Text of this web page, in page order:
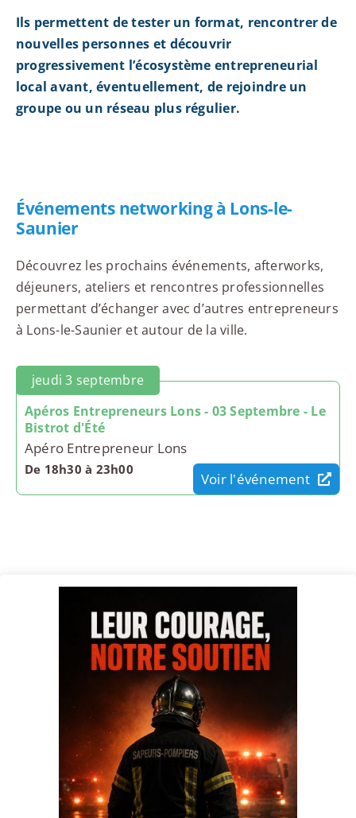
Ils permettent de tester un format, rencontrer de
nouvelles personnes et découvrir
progressivement l’écosystème entrepreneurial
local avant, éventuellement, de rejoindre un
groupe ou un réseau plus régulier.
Événements networking à Lons-le-
Saunier
Découvrez les prochains événements, afterworks,
déjeuners, ateliers et rencontres professionnelles
permettant d’échanger avec d’autres entrepreneurs
à Lons-le-Saunier et autour de la ville.
jeudi 3 septembre
Apéros Entrepreneurs Lons - 03 Septembre - Le
Bistrot d'Été
Apéro Entrepreneur Lons
De 18h30 à 23h00
Voir l'événement